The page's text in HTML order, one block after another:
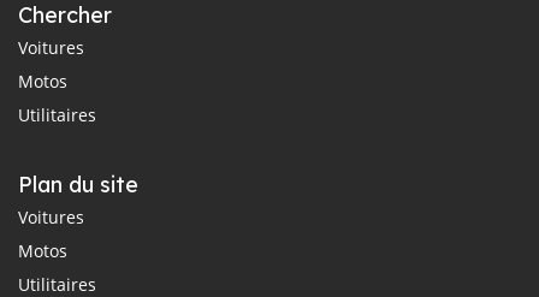
Chercher
Voitures
Motos
Utilitaires
Plan du site
Voitures
Motos
Utilitaires